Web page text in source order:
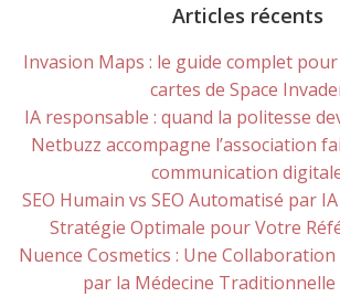
Articles récents
Invasion Maps : le guide complet
cartes de Space
IA responsable : quand la politesse
Netbuzz accompagne l’association
communication
SEO Humain vs SEO Automatisé par
Stratégie Optimale pour Votre
Nuence Cosmetics : Une
par la Médecine Traditionnelle